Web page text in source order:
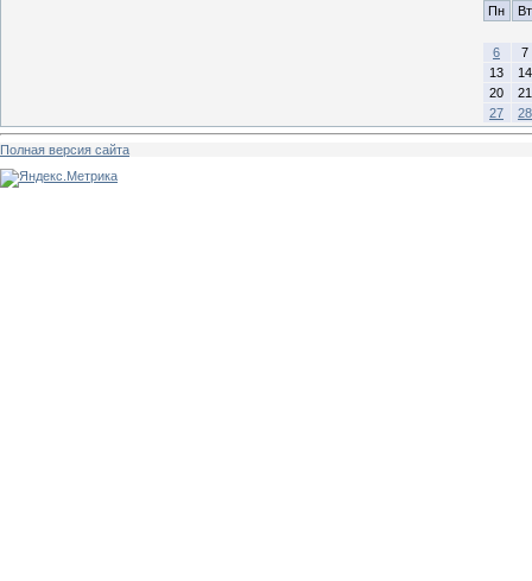
Пн
Вт
6
7
13
14
20
21
27
28
Полная версия сайта